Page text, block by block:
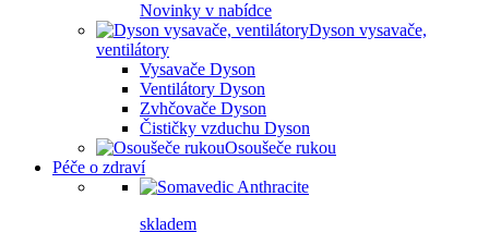
Novinky v nabídce
Dyson vysavače,
ventilátory
Vysavače Dyson
Ventilátory Dyson
Zvhčovače Dyson
Čističky vzduchu Dyson
Osoušeče rukou
Péče o zdraví
skladem